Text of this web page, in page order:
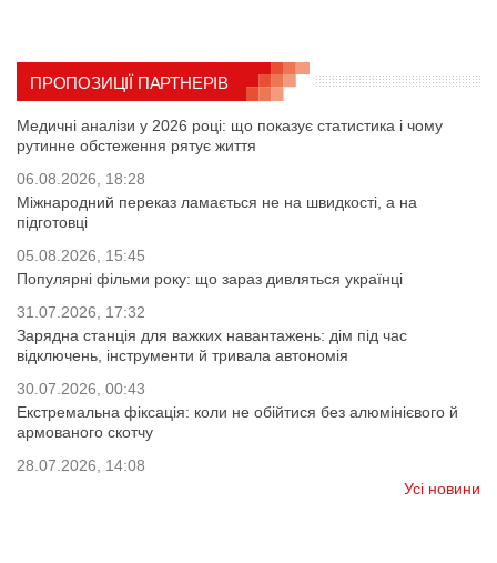
ПРОПОЗИЦІЇ ПАРТНЕРІВ
Медичні аналізи у 2026 році: що показує статистика і чому
рутинне обстеження рятує життя
06.08.2026, 18:28
Міжнародний переказ ламається не на швидкості, а на
підготовці
05.08.2026, 15:45
Популярні фільми року: що зараз дивляться українці
31.07.2026, 17:32
Зарядна станція для важких навантажень: дім під час
відключень, інструменти й тривала автономія
30.07.2026, 00:43
Екстремальна фіксація: коли не обійтися без алюмінієвого й
армованого скотчу
28.07.2026, 14:08
Усі новини